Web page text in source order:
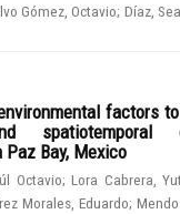
Gómez, Octavio; Díaz,
factors
spatiotemporal
Bay, Mexico
Octavio; Lora Cabrera,
Morales, Eduardo;